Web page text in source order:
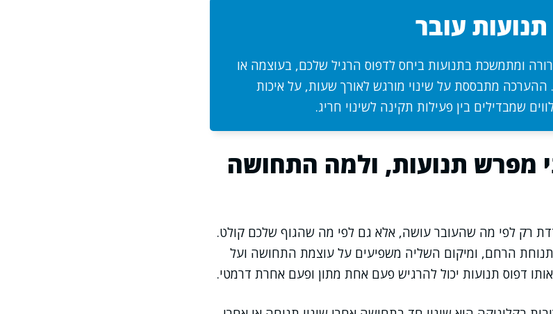
עובר
ומתמשכת בתנועות ביחס לדפוס הרגיל שלכם, בעוצמה או
ההערכה מתבססת על שינוי מורגש לאורך שעות, על איכות
שמבדילים בין פעילות תקינה לשינוי חריג.
מפרש תנועות, ולמה התחושה
רק לפי מה שהעובר עושה, אלא גם לפי מה שהגוף שלכם קולט.
הרחם, ומיקום השליה משפיעים על עוצמת התחושה ועל
דפוס תנועות יכול להרגיש פעם אחת מתון ופעם אחרת דרמטי.